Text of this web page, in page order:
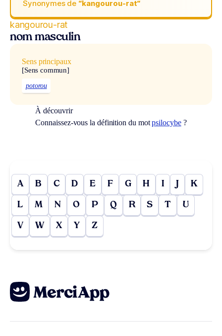
Synonymes de “kangourou-rat“
kangourou-rat
nom masculin
Sens principaux
[Sens commun]
potorou
À découvrir
Connaissez-vous la définition du motpsilocybe?
A B C D E F G H I J K
L M N O P Q R S T U
V W X Y Z